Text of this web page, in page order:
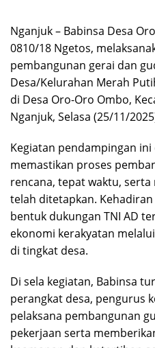
Nganjuk – Babinsa Desa
0810/18 Ngetos,
pembangunan gerai dan
Desa/Kelurahan Merah
di Desa Oro-Oro Ombo,
Nganjuk, Selasa (25/11/
Kegiatan pendampingan
memastikan proses
rencana, tepat waktu,
telah ditetapkan.
bentuk dukungan TNI AD
ekonomi kerakyatan
di tingkat desa.
Di sela kegiatan, Babinsa
perangkat desa, pengurus
pelaksana pembangunan
pekerjaan serta